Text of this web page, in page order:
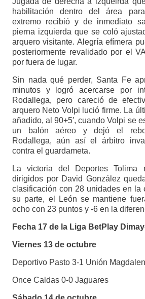
habilitación dentro del área
extremo recibió y de inmediato
pierna izquierda que se coló
arquero visitante. Alegría efímera
posteriormente revalidado por el
por fuera de lugar.
Sin nada qué perder, Santa Fe
minutos y logró acercarse por
Rodallega, pero careció de
arquero Neto Volpi lució firme. La
añadido, al 90+5′, cuando Volpi se
un balón aéreo y dejó el
Rodallega, aún así el árbitro
contra el guardameta.
La victoria del Deportes Tolima
dirigidos por David González
clasificación con 28 unidades en la
su parte, el León se mantiene
ocho con 23 puntos y -6 en la
Fecha 17 de la Liga BetPlay
Viernes 13 de octubre
Deportivo Pasto 3-1 Unión
Once Caldas 0-0 Jaguares